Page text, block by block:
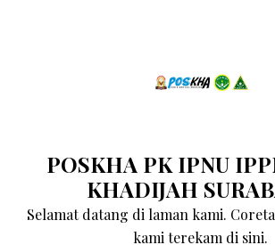
POSKHA PK IPNU
KHADIJAH
Selamat datang di laman kami.
kami terekam di sini.